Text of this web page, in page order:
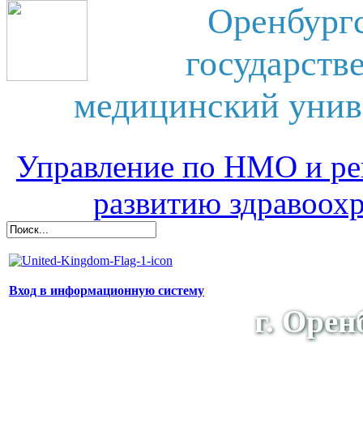
медицинский
Управление по НМО и
развитию
Вход в информационную систему
г.